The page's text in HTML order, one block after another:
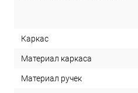
Каркас
Материал каркаса
Материал ручек